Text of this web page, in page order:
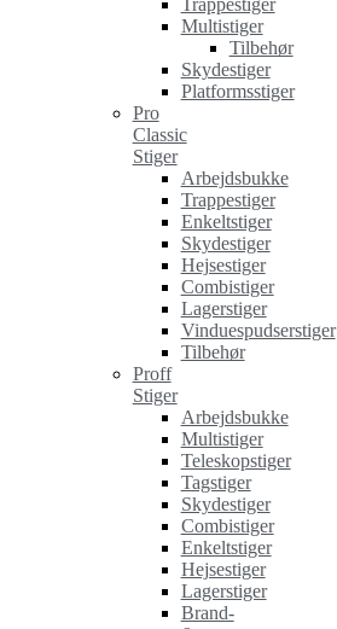
Multistiger
Tilbehør
Skydestiger
Platformsstiger
Pro
Classic
Stiger
Arbejdsbukke
Trappestiger
Enkeltstiger
Skydestiger
Hejsestiger
Combistiger
Lagerstiger
Vinduespudserstiger
Tilbehør
Proff
Stiger
Arbejdsbukke
Multistiger
Teleskopstiger
Tagstiger
Skydestiger
Combistiger
Enkeltstiger
Hejsestiger
Lagerstiger
Brand-